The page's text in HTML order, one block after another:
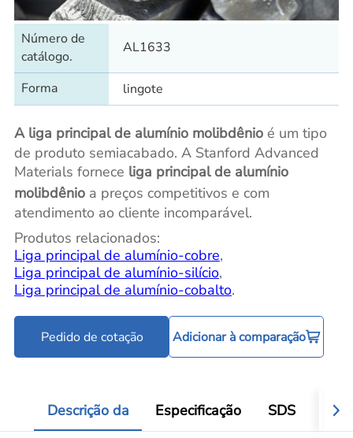
Número de
catálogo.
AL1633
Forma lingote
A liga principal de alumínio molibdênio é um tipo
de produto semiacabado. A Stanford Advanced
Materials fornece liga principal de alumínio
molibdênio a preços competitivos e com
atendimento ao cliente incomparável.
Produtos relacionados:
Liga principal de alumínio-cobre,
Liga principal de alumínio-silício,
Liga principal de alumínio-cobalto.
Pedido de cotação Adicionar à comparação
Descrição da Especificação SDS